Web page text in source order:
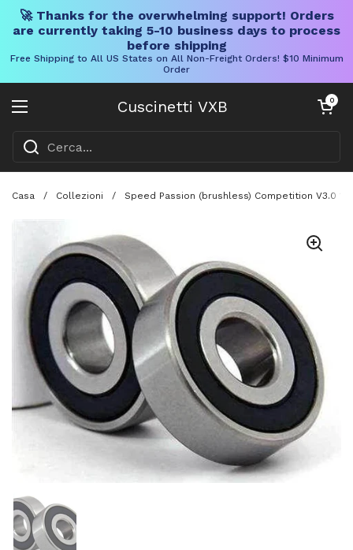
🚀 Thanks for the overwhelming support! Orders
are currently taking 5-10 business days to process
before shipping
Free Shipping to All US States on All Non-Freight Orders! $10 Minimum
Order
Cuscinetti VXB
Aprire il menu
Carrello
0
Casa / Collezioni / Speed Passion (brushless) Competition V3.0 1